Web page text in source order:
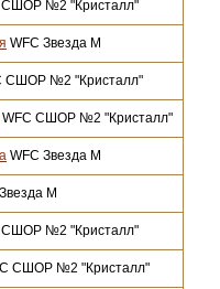
СШОР №2 "Кристалл"
WFC Звезда М
СШОР №2 "Кристалл"
WFC СШОР №2 "Кристалл"
WFC Звезда М
М
СШОР №2 "Кристалл"
СШОР №2 "Кристалл"